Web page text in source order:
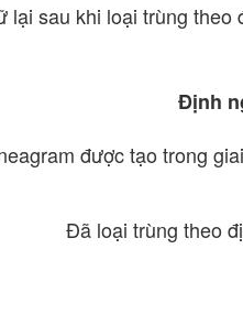
lại sau khi loại trùng theo
Định
được tạo trong
Đã loại trùng theo